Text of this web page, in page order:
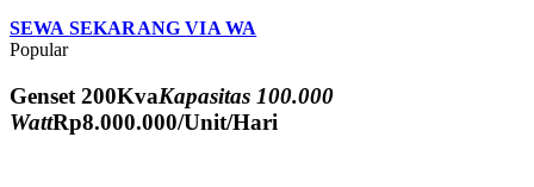
SEWA SEKARANG VIA WA
Popular
Genset 200KvaKapasitas 100.000
WattRp8.000.000/Unit/Hari